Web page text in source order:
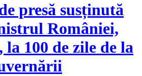
presă susținută
României,
100 de zile de la